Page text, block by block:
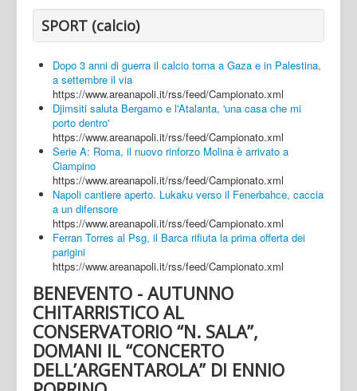
SPORT (calcio)
Dopo 3 anni di guerra il calcio torna a Gaza e in Palestina,
a settembre il via
https://www.areanapoli.it/rss/feed/Campionato.xml
Djimsiti saluta Bergamo e l'Atalanta, 'una casa che mi
porto dentro'
https://www.areanapoli.it/rss/feed/Campionato.xml
Serie A: Roma, il nuovo rinforzo Molina è arrivato a
Ciampino
https://www.areanapoli.it/rss/feed/Campionato.xml
Napoli cantiere aperto. Lukaku verso il Fenerbahce, caccia
a un difensore
https://www.areanapoli.it/rss/feed/Campionato.xml
Ferran Torres al Psg, il Barca rifiuta la prima offerta dei
parigini
https://www.areanapoli.it/rss/feed/Campionato.xml
BENEVENTO - AUTUNNO
CHITARRISTICO AL
CONSERVATORIO “N. SALA”,
DOMANI IL “CONCERTO
DELL’ARGENTAROLA” DI ENNIO